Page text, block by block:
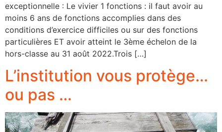
exceptionnelle : Le vivier 1 fonctions : il faut avoir au
moins 6 ans de fonctions accomplies dans des
conditions d’exercice difficiles ou sur des fonctions
particulières ET avoir atteint le 3ème échelon de la
hors-classe au 31 août 2022.Trois […]
L’institution vous protège…
ou pas …